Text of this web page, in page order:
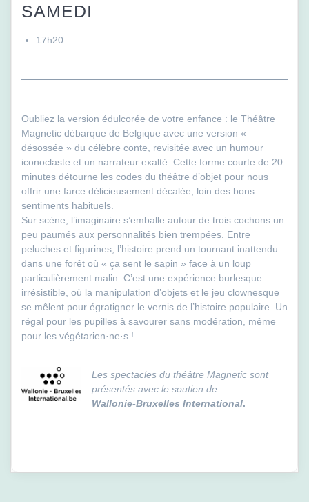
SAMEDI
17h20
Oubliez la version édulcorée de votre enfance : le Théâtre
Magnetic débarque de Belgique avec une version «
désossée » du célèbre conte, revisitée avec un humour
iconoclaste et un narrateur exalté. Cette forme courte de 20
minutes détourne les codes du théâtre d’objet pour nous
offrir une farce délicieusement décalée, loin des bons
sentiments habituels.
Sur scène, l’imaginaire s’emballe autour de trois cochons un
peu paumés aux personnalités bien trempées. Entre
peluches et figurines, l’histoire prend un tournant inattendu
dans une forêt où « ça sent le sapin » face à un loup
particulièrement malin. C’est une expérience burlesque
irrésistible, où la manipulation d’objets et le jeu clownesque
se mêlent pour égratigner le vernis de l’histoire populaire. Un
régal pour les pupilles à savourer sans modération, même
pour les végétarien·ne·s !
Les spectacles du théâtre Magnetic sont
présentés avec le soutien de
Wallonie-Bruxelles International.